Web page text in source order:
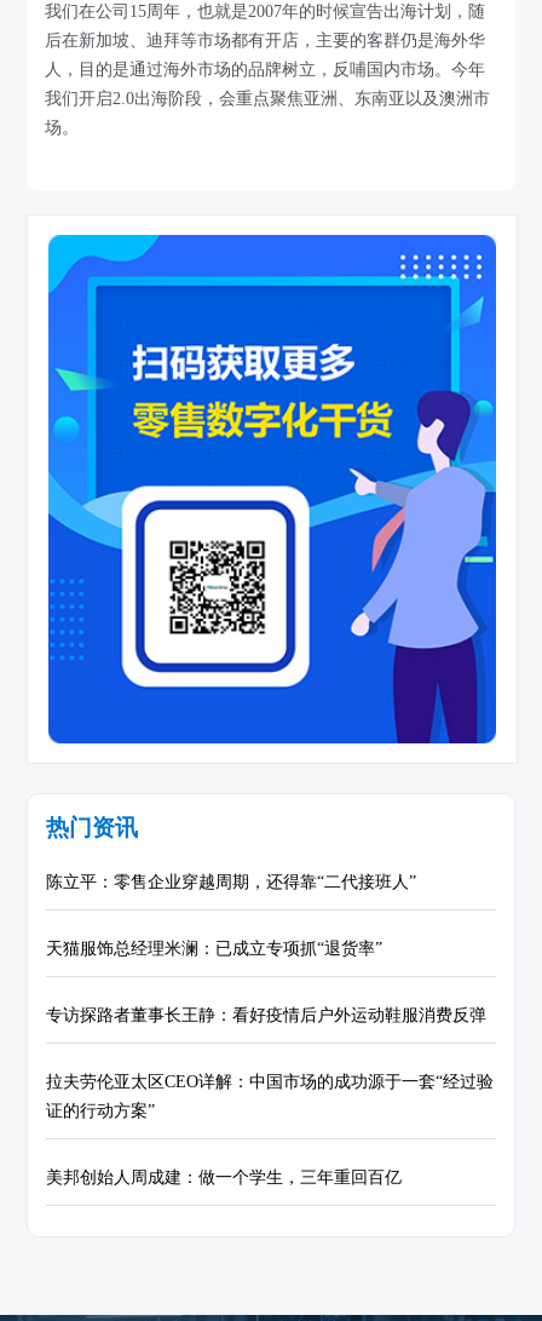
我们在公司15周年，也就是2007年的时候宣告出海计划，随
后在新加坡、迪拜等市场都有开店，主要的客群仍是海外华
人，目的是通过海外市场的品牌树立，反哺国内市场。今年
我们开启2.0出海阶段，会重点聚焦亚洲、东南亚以及澳洲市
场。
热门资讯
陈立平：零售企业穿越周期，还得靠“二代接班人”
天猫服饰总经理米澜：已成立专项抓“退货率”
专访探路者董事长王静：看好疫情后户外运动鞋服消费反弹
拉夫劳伦亚太区CEO详解：中国市场的成功源于一套“经过验
证的行动方案”
美邦创始人周成建：做一个学生，三年重回百亿